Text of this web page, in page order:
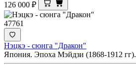
126 000 ₽
47761
Нэцкэ - сюнга "Дракон"
Япония. Эпоха Мэйдзи (1868-1912 гг).